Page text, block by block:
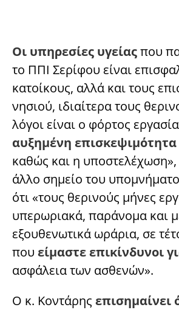
Οι υπηρεσίες υγείαςπου
το ΠΠΙ Σερίφου είναι
κατοίκους, αλλά και τους
νησιού, ιδιαίτερα τους
λόγοι είναι ο φόρτος
αυξημένη επισκεψιμότητα
καθώς και η υποστελέχωση»,
άλλο σημείο του
ότι «τους θερινούς μήνες
υπερωριακά, παράνομα και
εξουθενωτικά ωράρια, σε
που είμαστε επικίνδυνοι
ασφάλεια των ασθενών».
Ο κ. Κοντάρης επισημαίνει